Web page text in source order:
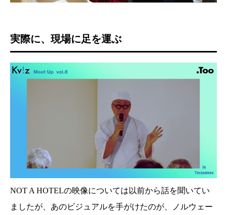
実際に、現場に足を運ぶ
NOT A HOTELの映像については以前から話を聞いてい
ましたが、あのビジュアルを手がけたのが、ノルウェー